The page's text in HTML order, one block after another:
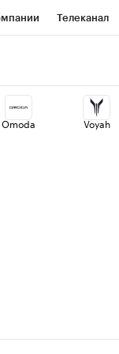
Телеканал
Omoda Voyah